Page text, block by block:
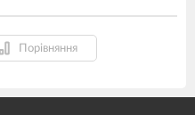
Порівняння